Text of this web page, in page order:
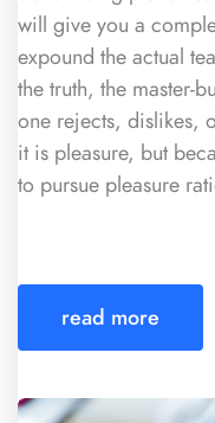
will give you a
expound the actual
the truth, the master-
one rejects, dislikes,
it is pleasure, but
to pursue pleasure
read more